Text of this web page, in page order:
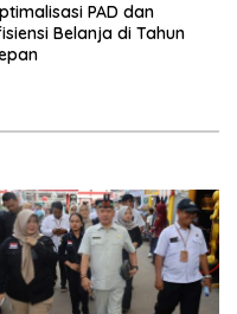
PAD dan
Belanja di Tahun